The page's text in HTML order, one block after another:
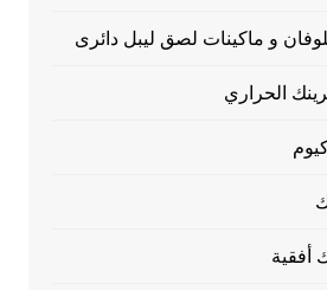
و ماكينات لصق ليبل دائرى
الحراري
أفقية